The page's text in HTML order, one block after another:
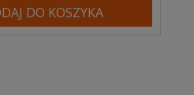
DO KOSZYKA